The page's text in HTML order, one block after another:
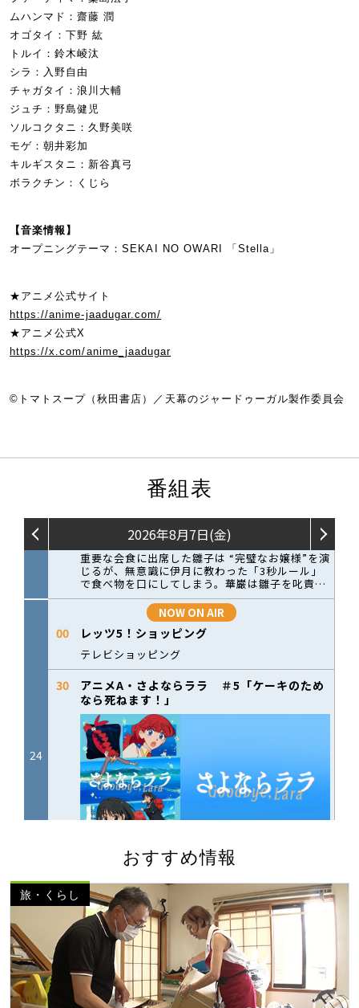
ムハンマド：齋藤 潤
オゴタイ：下野 紘
トルイ：鈴木崚汰
シラ：入野自由
チャガタイ：浪川大輔
ジュチ：野島健児
ソルコクタニ：久野美咲
モゲ：朝井彩加
キルギスタニ：新谷真弓
ボラクチン：くじら
【音楽情報】
オープニングテーマ：SEKAI NO OWARI 「Stella」
★アニメ公式サイト
https://anime-jaadugar.com/
★アニメ公式X
https://x.com/anime_jaadugar
©トマトスープ（秋田書店）／天幕のジャードゥーガル製作委員会
番組表
おすすめ情報
旅・くらし